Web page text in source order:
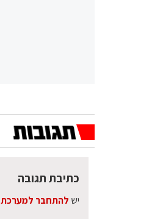
כתיבת תגובה
יש להתחבר למערכת